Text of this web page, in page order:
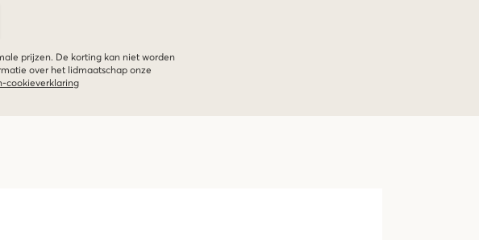
prijzen. De korting kan niet worden
over het lidmaatschap onze
cookieverklaring